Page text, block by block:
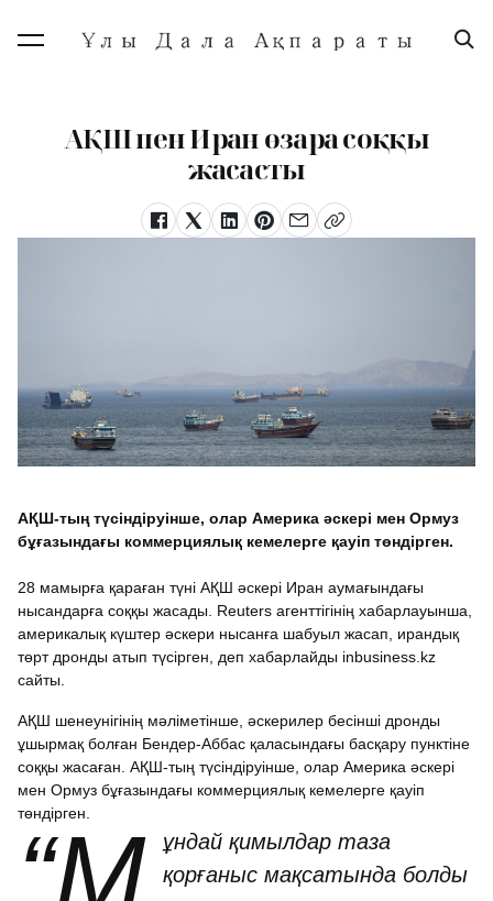
АҚШ пен Иран өзара соққы
жасасты
АҚШ-тың түсіндіруінше, олар Америка әскері мен Ормуз
бұғазындағы коммерциялық кемелерге қауіп төндірген.
28 мамырға қараған түні АҚШ әскері Иран аумағындағы
нысандарға соққы жасады. Reuters агенттігінің хабарлауынша,
америкалық күштер әскери нысанға шабуыл жасап, ирандық
төрт дронды атып түсірген, деп хабарлайды inbusiness.kz
сайты.
АҚШ шенеунігінің мәліметінше, әскерилер бесінші дронды
ұшырмақ болған Бендер-Аббас қаласындағы басқару пунктіне
соққы жасаған. АҚШ-тың түсіндіруінше, олар Америка әскері
мен Ормуз бұғазындағы коммерциялық кемелерге қауіп
төндірген.
“М
ұндай қимылдар таза
қорғаныс мақсатында болды